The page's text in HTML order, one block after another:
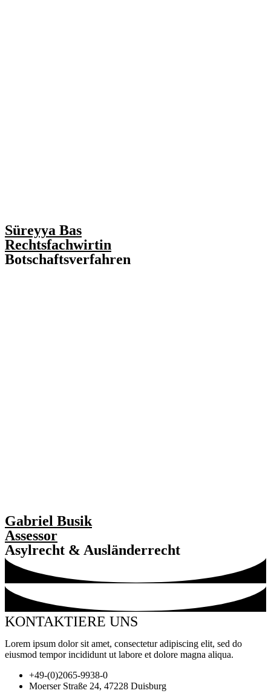
Süreyya Bas
Rechtsfachwirtin
Botschaftsverfahren
Gabriel Busik
Assessor
Asylrecht & Ausländerrecht
KONTAKTIERE UNS
Lorem ipsum dolor sit amet, consectetur adipiscing elit, sed do
eiusmod tempor incididunt ut labore et dolore magna aliqua.
+49-(0)2065-9938-0
Moerser Straße 24, 47228 Duisburg